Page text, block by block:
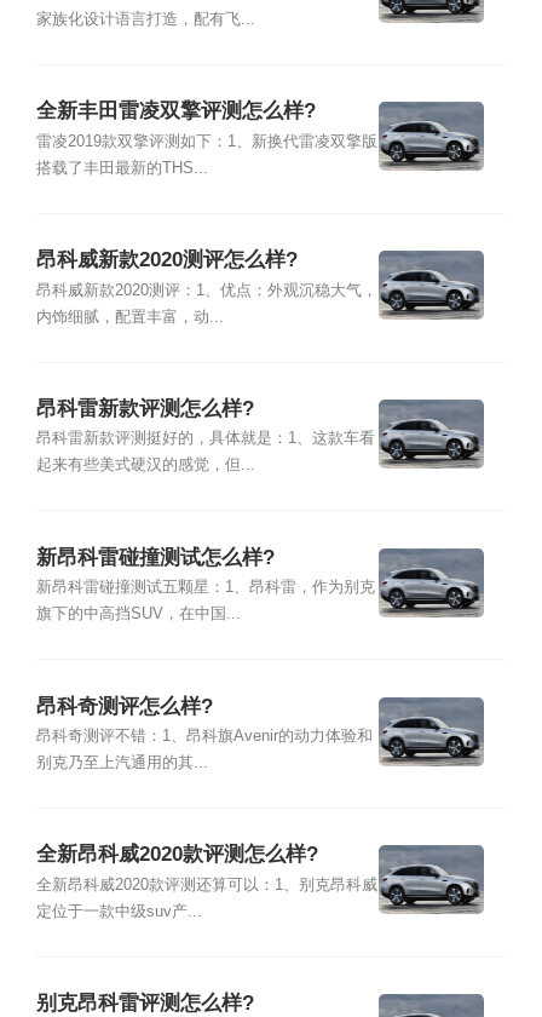
家族化设计语言打造，配有飞...
全新丰田雷凌双擎评测怎么样?
雷凌2019款双擎评测如下：1、新换代雷凌双擎版
搭载了丰田最新的THS...
昂科威新款2020测评怎么样?
昂科威新款2020测评：1、优点：外观沉稳大气，
内饰细腻，配置丰富，动...
昂科雷新款评测怎么样?
昂科雷新款评测挺好的，具体就是：1、这款车看
起来有些美式硬汉的感觉，但...
新昂科雷碰撞测试怎么样?
新昂科雷碰撞测试五颗星：1、昂科雷，作为别克
旗下的中高挡SUV，在中国...
昂科奇测评怎么样?
昂科奇测评不错：1、昂科旗Avenir的动力体验和
别克乃至上汽通用的其...
全新昂科威2020款评测怎么样?
全新昂科威2020款评测还算可以：1、别克昂科威
定位于一款中级suv产...
别克昂科雷评测怎么样?